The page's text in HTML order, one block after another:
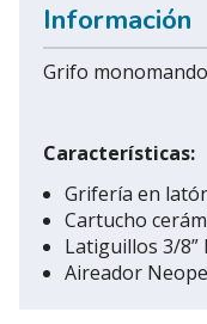
Información
Grifo
Características:
Grifería en
Cartucho
Latiguillos 3/8”
Aireador